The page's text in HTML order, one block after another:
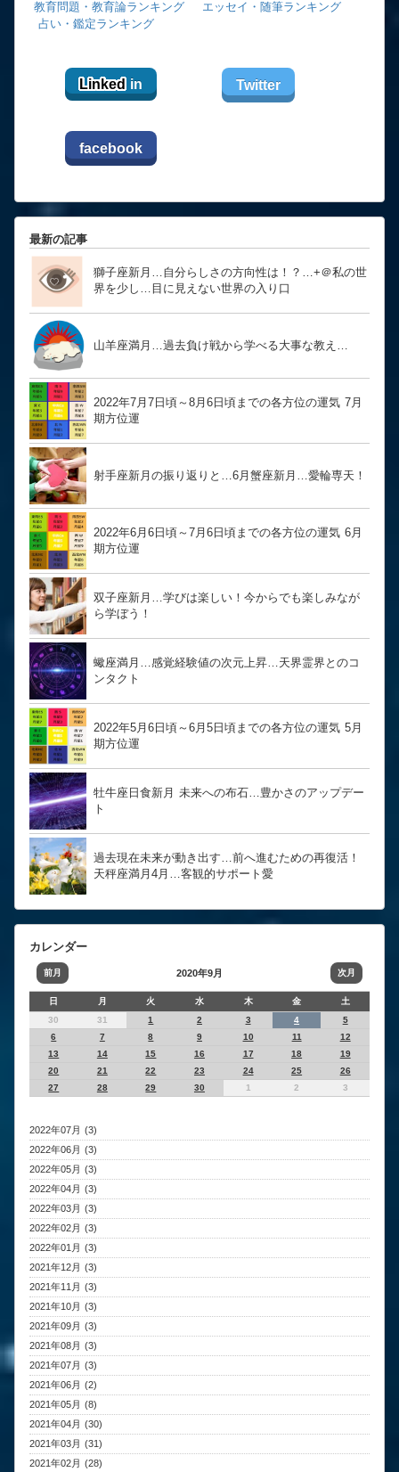
教育問題・教育論ランキング
エッセイ・随筆ランキング
占い・鑑定ランキング
Linked in Twitter
facebook
最新の記事
獅子座新月…自分らしさの方向性は！？… ​​​​​​​+＠私の世
界を少し…目に見えない世界の入り口
山羊座満月…過去負け戦から学べる大事な教え…
2022年7月7日頃～8月6日頃までの各方位の運気 7月
期方位運
射手座新月の振り返りと…6月蟹座新月…愛輪専天！
2022年6月6日頃～7月6日頃までの各方位の運気 6月
期方位運
双子座新月…学びは楽しい！今からでも楽しみなが
ら学ぼう！
蠍座満月…感覚経験値の次元上昇…天界霊界とのコ
ンタクト
2022年5月6日頃～6月5日頃までの各方位の運気 5月
期方位運
牡牛座日食新月 未来への布石…豊かさのアップデー
ト
過去現在未来が動き出す…前へ進むための再復活！
天秤座満月4月…客観的サポート愛
カレンダー
前月 2020年9月 次月
日 月 火 水 木 金
土
30
31 1 2 3 4
5
6
7 8 9 10 11
12
13
14 15 16 17 18
19
20
21 22 23 24 25
26
27
28 29 30 1 2 3
2022年07月 (3)
2022年06月 (3)
2022年05月 (3)
2022年04月 (3)
2022年03月 (3)
2022年02月 (3)
2022年01月 (3)
2021年12月 (3)
2021年11月 (3)
2021年10月 (3)
2021年09月 (3)
2021年08月 (3)
2021年07月 (3)
2021年06月 (2)
2021年05月 (8)
2021年04月 (30)
2021年03月 (31)
2021年02月 (28)